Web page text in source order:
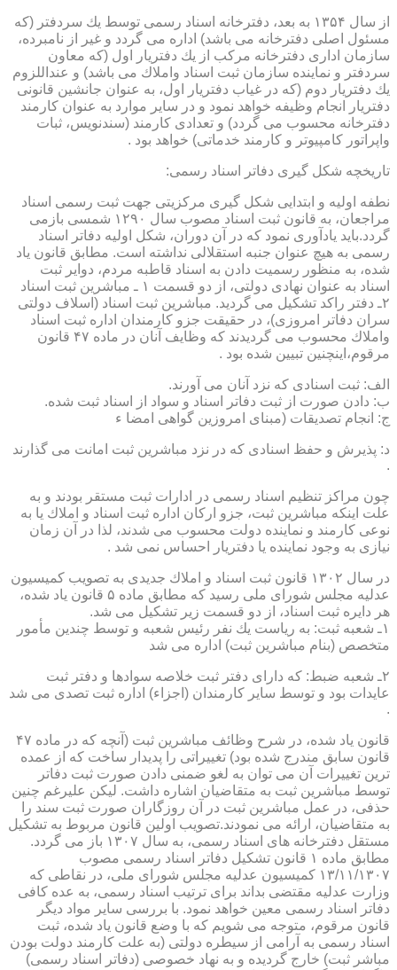
از سال ۱۳۵۴ به بعد، دفترخانه اسناد رسمی توسط یك سردفتر (كه
مسئول اصلی دفترخانه می باشد) اداره می گردد و غیر از نامبرده،
سازمان اداری دفترخانه مركب از یك دفتریار اول (كه معاون
سردفتر و نماینده سازمان ثبت اسناد واملاك می باشد) و عنداللزوم
یك دفتریار دوم (كه در غیاب دفتریار اول، به عنوان جانشین قانونی
دفتریار انجام وظیفه خواهد نمود و در سایر موارد به عنوان كارمند
دفترخانه محسوب می گردد) و تعدادی كارمند (سندنویس، ثبات
واپراتور كامپیوتر و كارمند خدماتی) خواهد بود .
تاریخچه شكل گیری دفاتر اسناد رسمی:
نطفه اولیه و ابتدایی شكل گیری مركزیتی جهت ثبت رسمی اسناد
مراجعان، به قانون ثبت اسناد مصوب سال ۱۲۹۰ شمسی بازمی
گردد.باید یادآوری نمود كه در آن دوران، شكل اولیه دفاتر اسناد
رسمی به هیچ عنوان جنبه استقلالی نداشته است. مطابق قانون یاد
شده، به منظور رسمیت دادن به اسناد قاطبه مردم، دوایر ثبت
اسناد به عنوان نهادی دولتی، از دو قسمت ۱ ـ مباشرین ثبت اسناد
۲ـ دفتر راكد تشكیل می گردید. مباشرین ثبت اسناد (اسلاف دولتی
سران دفاتر امروزی)، در حقیقت جزو كارمندان اداره ثبت اسناد
واملاك محسوب می گردیدند كه وظایف آنان در ماده ۴۷ قانون
مرقوم،اینچنین تبیین شده بود .
الف: ثبت اسنادی كه نزد آنان می آورند.
ب: دادن صورت از ثبت دفاتر اسناد و سواد از اسناد ثبت شده.
ج: انجام تصدیقات (مبنای امروزین گواهی امضا ء
د: پذیرش و حفظ اسنادی كه در نزد مباشرین ثبت امانت می گذارند
.
چون مراكز تنظیم اسناد رسمی در ادارات ثبت مستقر بودند و به
علت اینكه مباشرین ثبت، جزو اركان اداره ثبت اسناد و املاك یا به
نوعی كارمند و نماینده دولت محسوب می شدند، لذا در آن زمان
نیازی به وجود نماینده یا دفتریار احساس نمی شد .
در سال ۱۳۰۲ قانون ثبت اسناد و املاك جدیدی به تصویب كمیسیون
عدلیه مجلس شورای ملی رسید كه مطابق ماده ۵ قانون یاد شده،
هر دایره ثبت اسناد، از دو قسمت زیر تشكیل می شد.
۱ـ شعبه ثبت: به ریاست یك نفر رئیس شعبه و توسط چندین مأمور
متخصص (بنام مباشرین ثبت) اداره می شد
۲ـ شعبه ضبط: كه دارای دفتر ثبت خلاصه سوادها و دفتر ثبت
عایدات بود و توسط سایر كارمندان (اجزاء) اداره ثبت تصدی می شد
.
قانون یاد شده، در شرح وظائف مباشرین ثبت (آنچه كه در ماده ۴۷
قانون سابق مندرج شده بود) تغییراتی را پدیدار ساخت كه از عمده
ترین تغییرات آن می توان به لغو ضمنی دادن صورت ثبت دفاتر
توسط مباشرین ثبت به متقاضیان اشاره داشت. لیكن علیرغم چنین
حذفی، در عمل مباشرین ثبت در آن روزگاران صورت ثبت سند را
به متقاضیان، ارائه می نمودند.تصویب اولین قانون مربوط به تشكیل
مستقل دفترخانه های اسناد رسمی، به سال ۱۳۰۷ باز می گردد.
مطابق ماده ۱ قانون تشكیل دفاتر اسناد رسمی مصوب
۱۳/۱۱/۱۳۰۷ كمیسیون عدلیه مجلس شورای ملی، در نقاطی كه
وزارت عدلیه مقتضی بداند برای ترتیب اسناد رسمی، به عده كافی
دفاتر اسناد رسمی معین خواهد نمود. با بررسی سایر مواد دیگر
قانون مرقوم، متوجه می شویم كه با وضع قانون یاد شده، ثبت
اسناد رسمی به آرامی از سیطره دولتی (به علت كارمند دولت بودن
مباشر ثبت) خارج گردیده و به نهاد خصوصی (دفاتر اسناد رسمی)